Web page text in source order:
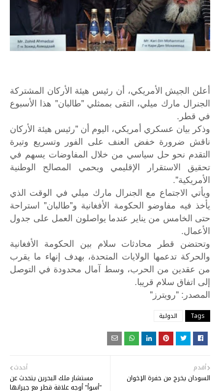
أعلن الجيش الأمريكي، أن رئيس هيئة الأركان المشتركة
الجنرال مارك ميلي، التقى بممثلي "طالبان" هذا الأسبوع
في قطر.
وذكر بيان عسكري أمريكي، اليوم أن "رئيس هيئة الأركان
ناقش ضرورة خفض العنف على الفور وتسريع وتيرة
التقدم نحو حل سياسي من خلال المفاوضات يسهم في
تحقيق الاستقرار الإقليمي ويحمي المصالح الوطنية
الأمريكية".
ويأتي الاجتماع مع الجنرال مارك ميلي في الوقت الذي
يأخذ فيه مفاوضو الحكومة الأفغانية و"طالبان" استراحة
حتى الخامس من يناير عندما يواصلون العمل على جدول
الأعمال.
وتحتضن قطر محادثات سلام بين الحكومة الأفغانية
والحركة تدعمها الولايات المتحدة، بهدف إنهاء ما يقرب
من عقدين من الحرب، وسط آمال محدودة في التوصل
إلى اتفاق سلام قريبا.
المصدر : "رويترز "
Tags الدولية
أحدث
مستشار ملك البحرين يتحدث عن
"أسوأ" أوجه علاقة قطر مع جيرانها
أقدم
السودان يخرج من حفرة الإخوان